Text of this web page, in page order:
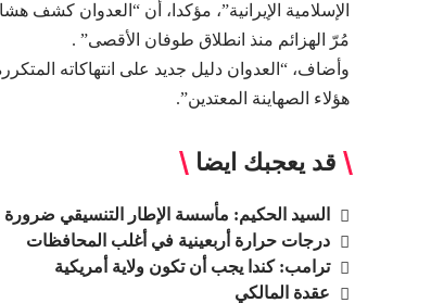
الإسلامية الإيرانية”، مؤكدا، أن “العدوان كشف
مُرّ الهزائم منذ انطلاق طوفان الأقصى” .
وأضاف، “العدوان دليل جديد على انتهاكاته
هؤلاء الصهاينة المعتدين”.
قد يعجبك ايضا
السيد الحكيم: مأسسة الإطار التنسيقي
درجات حرارة أربعينية في أغلب المحافظات
ترامب: كندا يجب أن تكون ولاية أمريكية
عقدة المالکي